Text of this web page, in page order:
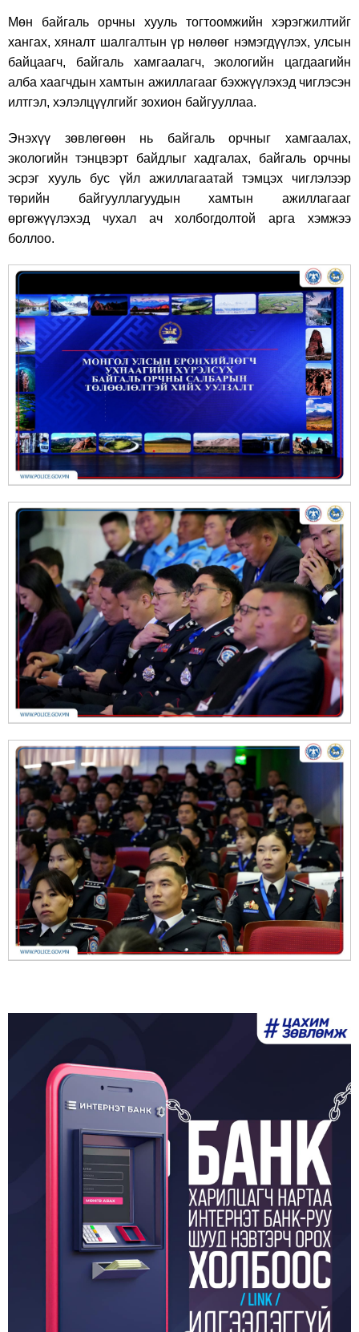
Мөн байгаль орчны хууль тогтоомжийн хэрэгжилтийг
хангах, хяналт шалгалтын үр нөлөөг нэмэгдүүлэх, улсын
байцаагч, байгаль хамгаалагч, экологийн цагдаагийн
алба хаагчдын хамтын ажиллагааг бэхжүүлэхэд чиглэсэн
илтгэл, хэлэлцүүлгийг зохион байгууллаа.
Энэхүү зөвлөгөөн нь байгаль орчныг хамгаалах,
экологийн тэнцвэрт байдлыг хадгалах, байгаль орчны
эсрэг хууль бус үйл ажиллагаатай тэмцэх чиглэлээр
төрийн байгууллагуудын хамтын ажиллагааг
өргөжүүлэхэд чухал ач холбогдолтой арга хэмжээ
боллоо.